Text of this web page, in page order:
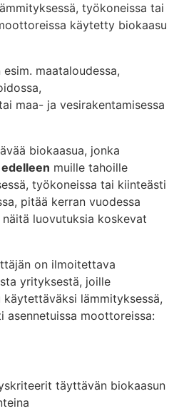
työkoneissa tai
käytetty biokaasu
maataloudessa,
maa- ja vesirakentamisessa
biokaasua, jonka
edelleen muille tahoille
työkoneissa tai kiinteästi
pitää kerran vuodessa
luovutuksia koskevat
on ilmoitettava
yrityksestä, joille
lämmityksessä,
moottoreissa:
täyttävän biokaasun